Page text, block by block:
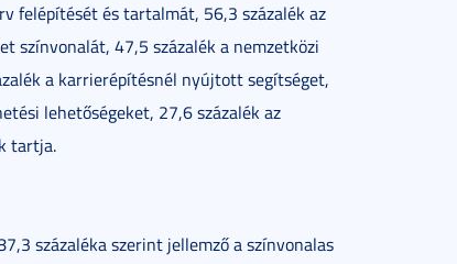
felépítését és tartalmát, 56,3 százalék az
színvonalát, 47,5 százalék a nemzetközi
a karrierépítésnél nyújtott segítséget,
lehetőségeket, 27,6 százalék az
tartja.
százaléka szerint jellemző a színvonalas